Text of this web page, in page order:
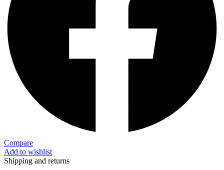
Compare
Add to wishlist
Shipping and returns